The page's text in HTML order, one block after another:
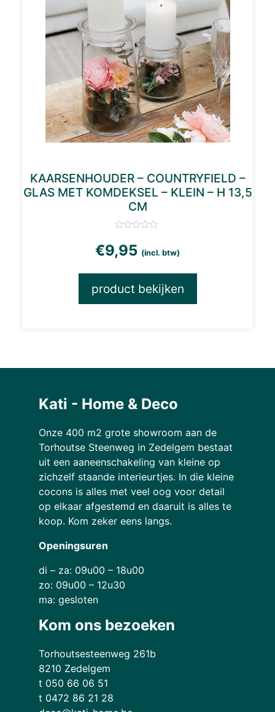
KAARSENHOUDER – COUNTRYFIELD –
GLAS MET KOMDEKSEL – KLEIN – H 13,5
CM
€9,95 (incl. btw)
product bekijken
Kati - Home & Deco
Onze 400 m2 grote showroom aan de
Torhoutse Steenweg in Zedelgem bestaat
uit een aaneenschakeling van kleine op
zichzelf staande interieurtjes. In die kleine
cocons is alles met veel oog voor detail
op elkaar afgestemd en daaruit is alles te
koop. Kom zeker eens langs.
Openingsuren
di – za: 09u00 – 18u00
zo: 09u00 – 12u30
ma: gesloten
Kom ons bezoeken
Torhoutsesteenweg 261b
8210 Zedelgem
t 050 66 06 51
t 0472 86 21 28